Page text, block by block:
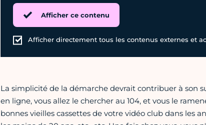
Afficher ce contenu
Afficher directement tous les contenus externes et
La simplicité de la démarche devrait contribuer à son
en ligne, vous allez le chercher au 104, et vous le
bonnes vieilles cassettes de votre vidéo club dans les